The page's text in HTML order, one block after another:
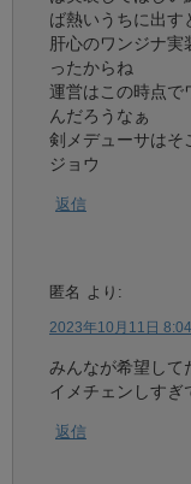
ば熱いうちに出す
肝心のワンジナ
ったからね
運営はこの時点で
んだろうなぁ
剣メデューサはそ
ジョウ
返信
匿名 より:
2023年10月11日
みんなが希望して
イメチェンしすぎ
返信